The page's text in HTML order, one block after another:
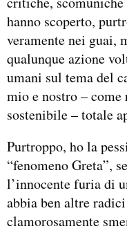
hanno scoperto,
veramente nei guai,
qualunque azione
umani sul tema del
mio e nostro –
sostenibile – totale
Purtroppo, ho la
“fenomeno Greta”,
l’innocente furia di
abbia ben altre
clamorosamente